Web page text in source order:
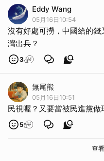
Eddy Wang
05月16日10:54
沒有好處可撈，中國給的
灣出兵？
3
無尾熊
05月16日10:51
民視喔？又要當被民進黨做
5
查